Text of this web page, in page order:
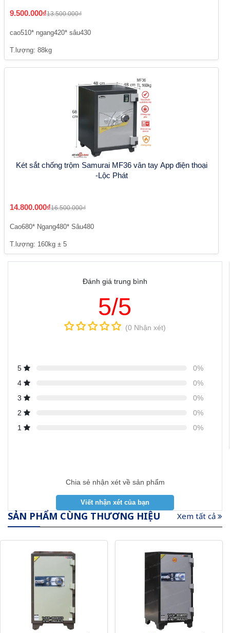
9.500.000₫13.500.000₫
cao510* ngang420* sâu430
T.lượng: 88kg
Két sắt chống trộm Samurai MF36 vân tay App điện thoại
-Lộc Phát
14.800.000₫16.500.000₫
Cao680* Ngang480* Sâu480
T.lượng: 160kg ± 5
Đánh giá trung bình
5/5
(0 Nhận xét)
5
0%
4
0%
3
0%
2
0%
1
0%
Chia sẻ nhận xét về sản phẩm
SẢN PHẨM CÙNG THƯƠNG HIỆU Xem tất cả